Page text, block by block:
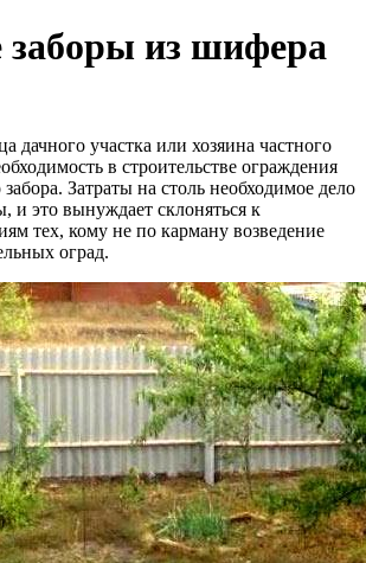
из шифера
дачного участка или хозяина частного
в строительстве ограждения
Затраты на столь необходимое дело
и это вынуждает склоняться к
тех, кому не по карману возведение
оград.